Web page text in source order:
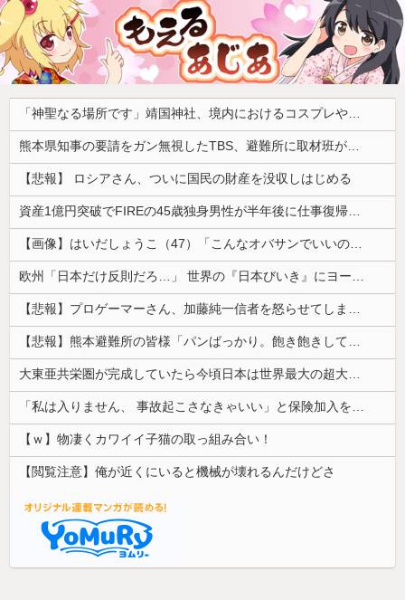
「神聖なる場所です」靖国神社、境内におけるコスプレや軍装の禁止を発表
熊本県知事の要請をガン無視したTBS、避難所に取材班が押し入ってプライバシーに全く配慮しない報道を……
【悲報】 ロシアさん、ついに国民の財産を没収しはじめる
資産1億円突破でFIREの45歳独身男性が半年後に仕事復帰を決意した「1通の通知」
【画像】はいだしょうこ（47）「こんなオバサンでいいの…？」
欧州「日本だけ反則だろ…」 世界の『日本びいき』にヨーロッパ全土から不満の声
【悲報】プロゲーマーさん、加藤純一信者を怒らせてしまった結果、好き嫌い5位にwwwwwwww
【悲報】熊本避難所の皆様「パンばっかり。飽き飽きしてる」
大東亜共栄圏が完成していたら今頃日本は世界最大の超大国だった事実
「私は入りません、 事故起こさなきゃいい」と保険加入を勧められた推し活民が反発、保険代が勿体無いし事故起こしたとして……
【ｗ】物凄くカワイイ子猫の取っ組み合い！
【閲覧注意】俺が近くにいると機械が壊れるんだけどさ